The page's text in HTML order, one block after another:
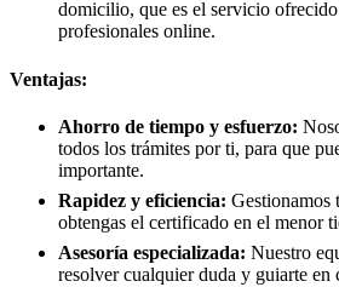
domicilio, que es el servicio
profesionales online.
Ventajas:
Ahorro de tiempo y esfuerzo:
todos los trámites por ti, para que
importante.
Rapidez y eficiencia: Gestionamos
obtengas el certificado en el menor
Asesoría especializada: Nuestro
resolver cualquier duda y guiarte en